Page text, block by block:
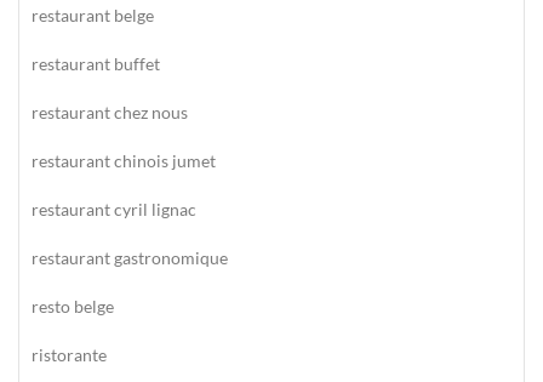
restaurant belge
restaurant buffet
restaurant chez nous
restaurant chinois jumet
restaurant cyril lignac
restaurant gastronomique
resto belge
ristorante